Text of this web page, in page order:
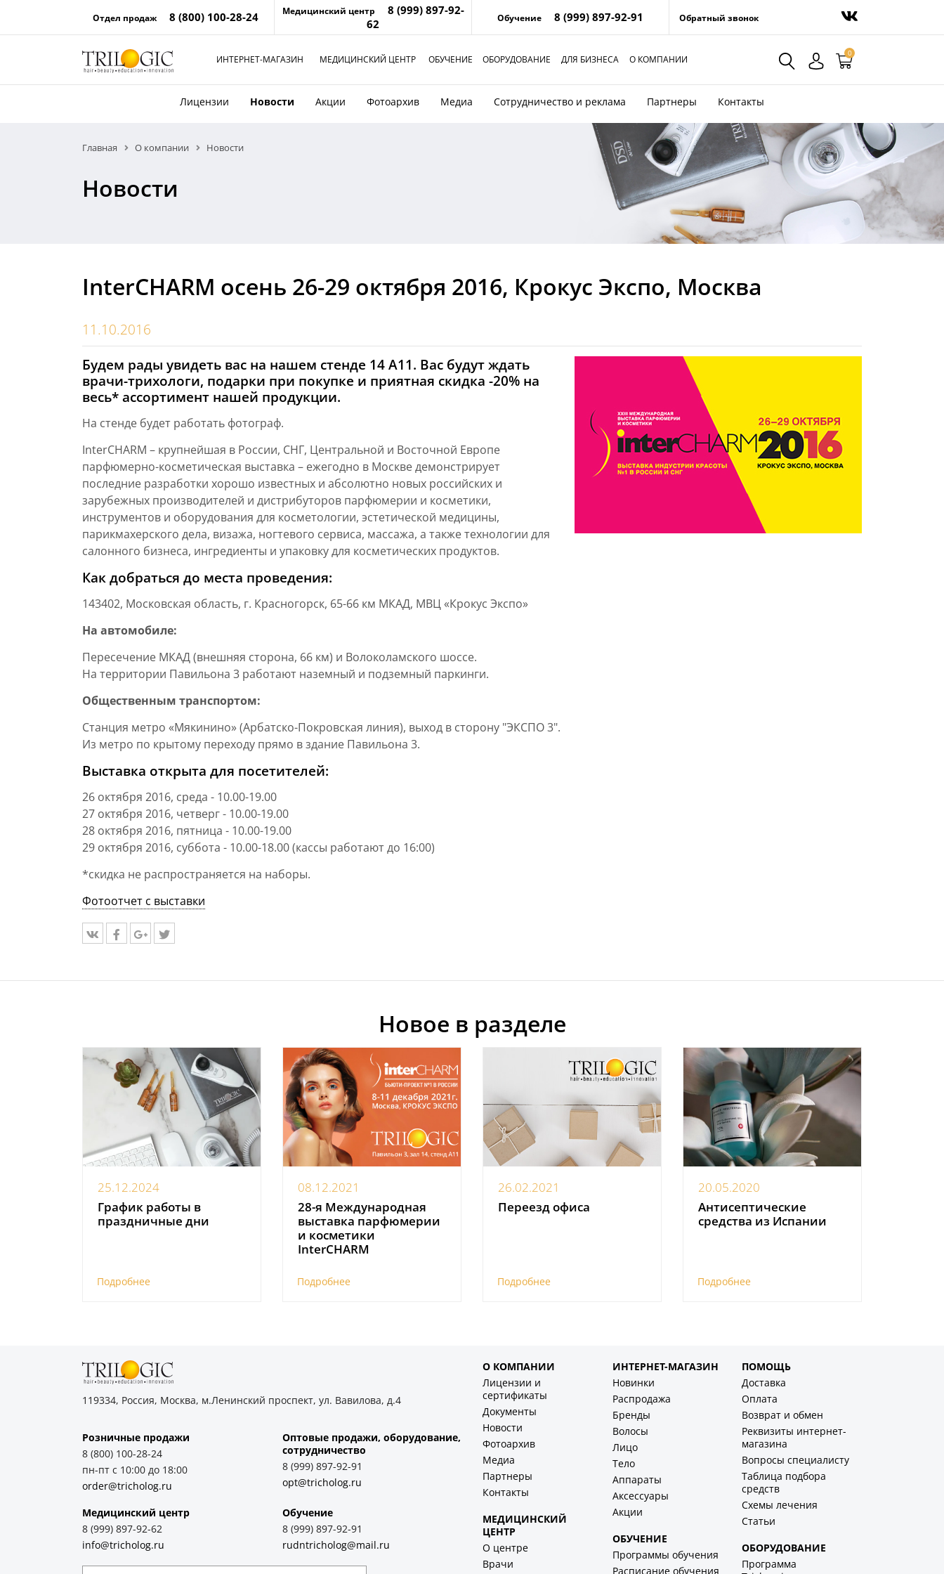
Отдел продаж 8 (800) 100-28-24 Медицинский центр
8 (999) 897-92-
62
Обучение 8 (999) 897-92-91 Обратный звонок
0
ИНТЕРНЕТ-МАГАЗИН МЕДИЦИНСКИЙ ЦЕНТР ОБУЧЕНИЕ ОБОРУДОВАНИЕ ДЛЯ БИЗНЕСА О КОМПАНИИ
Лицензии Новости Акции Фотоархив Медиа Сотрудничество и реклама Партнеры Контакты
Главная О компании Новости
Новости
InterCHARM осень 26-29 октября 2016, Крокус Экспо, Москва
11.10.2016
Будем рады увидеть вас на нашем стенде 14 А11. Вас будут ждать
врачи-трихологи, подарки при покупке и приятная скидка -20% на
весь* ассортимент нашей продукции.
На стенде будет работать фотограф.
InterCHARM – крупнейшая в России, СНГ, Центральной и Восточной Европе
парфюмерно-косметическая выставка – ежегодно в Москве демонстрирует
последние разработки хорошо известных и абсолютно новых российских и
зарубежных производителей и дистрибуторов парфюмерии и косметики,
инструментов и оборудования для косметологии, эстетической медицины,
парикмахерского дела, визажа, ногтевого сервиса, массажа, а также технологии для
салонного бизнеса, ингредиенты и упаковку для косметических продуктов.
Как добраться до места проведения:
143402, Московская область, г. Красногорск, 65-66 км МКАД, МВЦ «Крокус Экспо»
На автомобиле:
Пересечение МКАД (внешняя сторона, 66 км) и Волоколамского шоссе.
На территории Павильона 3 работают наземный и подземный паркинги.
Общественным транспортом:
Станция метро «Мякинино» (Арбатско-Покровская линия), выход в сторону "ЭКСПО 3".
Из метро по крытому переходу прямо в здание Павильона 3.
Выставка открыта для посетителей:
26 октября 2016, среда - 10.00-19.00
27 октября 2016, четверг - 10.00-19.00
28 октября 2016, пятница - 10.00-19.00
29 октября 2016, суббота - 10.00-18.00 (кассы работают до 16:00)
*скидка не распространяется на наборы.
Фотоотчет с выставки
Новое в разделе
25.12.2024
График работы в
праздничные дни
Подробнее
08.12.2021
28-я Международная
выставка парфюмерии
и косметики
InterCHARM
Подробнее
26.02.2021
Переезд офиса
Подробнее
20.05.2020
Антисептические
средства из Испании
Подробнее
119334, Россия, Москва, м.Ленинский проспект, ул. Вавилова, д.4
Розничные продажи
8 (800) 100-28-24
пн-пт с 10:00 до 18:00
order@tricholog.ru
Оптовые продажи, оборудование,
cотрудничество
8 (999) 897-92-91
opt@tricholog.ru
Медицинский центр
8 (999) 897-92-62
info@tricholog.ru
Обучение
8 (999) 897-92-91
rudntricholog@mail.ru
О КОМПАНИИ
Лицензии и
сертификаты
Документы
Новости
Фотоархив
Медиа
Партнеры
Контакты
МЕДИЦИНСКИЙ
ЦЕНТР
О центре
Врачи
ИНТЕРНЕТ-МАГАЗИН
Новинки
Распродажа
Бренды
Волосы
Лицо
Тело
Аппараты
Аксессуары
Акции
ОБУЧЕНИЕ
Программы обучения
Расписание обучения
ПОМОЩЬ
Доставка
Оплата
Возврат и обмен
Реквизиты интернет-
магазина
Вопросы специалисту
Таблица подбора
средств
Схемы лечения
Статьи
ОБОРУДОВАНИЕ
Программа